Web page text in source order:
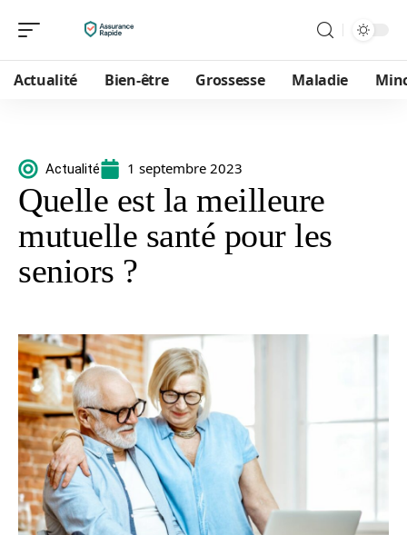
Actualité Bien-être Grossesse Maladie
Actualité 1 septembre 2023
Quelle est la meilleure
mutuelle santé pour les
seniors ?